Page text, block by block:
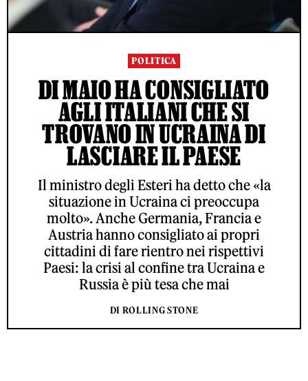
POLITICA
DI MAIO HA CONSIGLIATO
AGLI ITALIANI CHE SI
TROVANO IN UCRAINA DI
LASCIARE IL PAESE
Il ministro degli Esteri ha detto che «la
situazione in Ucraina ci preoccupa
molto». Anche Germania, Francia e
Austria hanno consigliato ai propri
cittadini di fare rientro nei rispettivi
Paesi: la crisi al confine tra Ucraina e
Russia è più tesa che mai
DI ROLLING STONE